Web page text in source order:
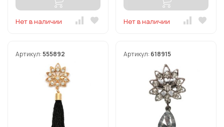
Нет в наличии Нет в наличии
Артикул: 555892 Артикул: 618915